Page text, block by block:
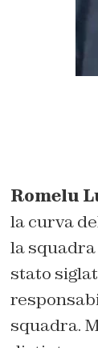
Romelu
la curva
la squadra
stato
squadra.